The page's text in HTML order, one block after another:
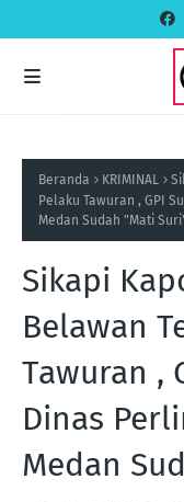
Beranda KRIMINAL
Pelaku Tawuran , GPI
Medan Sudah "Mati
Sikapi
Belawan
Tawuran ,
Dinas
Medan